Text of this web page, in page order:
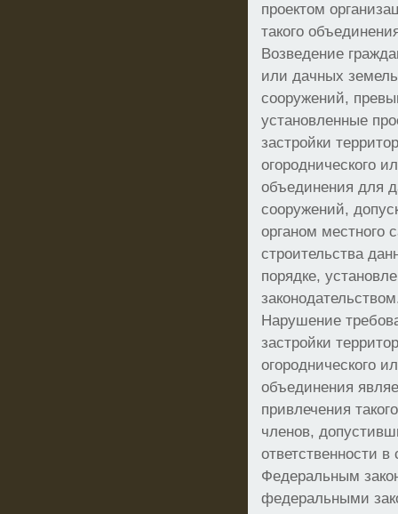
проектом
такого
Возведение
или дачных
сооружений,
установленные
застройки
огороднического
объединения для
сооружений,
органом местного
строительства
порядке,
Нарушение
застройки
огороднического
объединения
привлечения
членов,
ответственности
Федеральным
федеральными